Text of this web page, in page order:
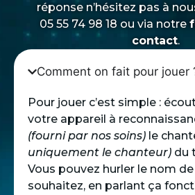
réponse n’hésitez pas à
05 55 74 98 18 ou via notre
contact.
Comment on fait pour jouer
Pour jouer c’est simple :
votre appareil à
(fourni par nos soins) le
uniquement le chanteur) du
Vous pouvez hurler le nom
souhaitez, en parlant ça